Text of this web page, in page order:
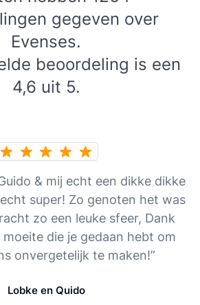
gegeven over
Evenses.
beoordeling is een
4,6 uit 5.
& mij echt een dikke dikke
super! Zo genoten het was
zo een leuke sfeer, Dank
die je gedaan hebt om
onvergetelijk te maken!”
Lobke en Quido